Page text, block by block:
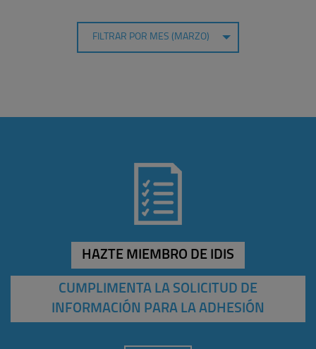
FILTRAR POR MES (MARZO)
HAZTE MIEMBRO DE IDIS
CUMPLIMENTA LA SOLICITUD DE
INFORMACIÓN PARA LA ADHESIÓN